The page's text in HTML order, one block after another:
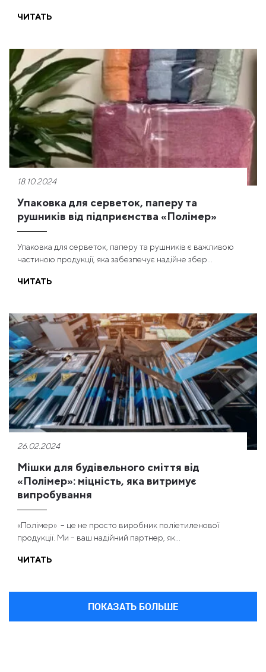
ЧИТАТЬ
18.10.2024
Упаковка для серветок, паперу та
рушників від підприємства «Полімер»
Упаковка для серветок, паперу та рушників є важливою
частиною продукції, яка забезпечує надійне збер...
ЧИТАТЬ
26.02.2024
Мішки для будівельного сміття від
«Полімер»: міцність, яка витримує
випробування
«Полімер» – це не просто виробник поліетиленової
продукції. Ми – ваш надійний партнер, як...
ЧИТАТЬ
ПОКАЗАТЬ БОЛЬШЕ